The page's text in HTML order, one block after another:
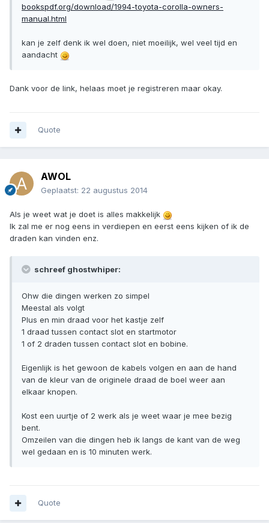
bookspdf.org/download/1994-toyota-corolla-owners-
manual.html
kan je zelf denk ik wel doen, niet moeilijk, wel veel tijd en
aandacht
Dank voor de link, helaas moet je registreren maar okay.
Quote
AWOL
Geplaatst: 22 augustus 2014
Als je weet wat je doet is alles makkelijk
Ik zal me er nog eens in verdiepen en eerst eens kijken of ik de
draden kan vinden enz.
schreef ghostwhiper:
Ohw die dingen werken zo simpel
Meestal als volgt
Plus en min draad voor het kastje zelf
1 draad tussen contact slot en startmotor
1 of 2 draden tussen contact slot en bobine.
Eigenlijk is het gewoon de kabels volgen en aan de hand
van de kleur van de originele draad de boel weer aan
elkaar knopen.
Kost een uurtje of 2 werk als je weet waar je mee bezig
bent.
Omzeilen van die dingen heb ik langs de kant van de weg
wel gedaan en is 10 minuten werk.
Quote